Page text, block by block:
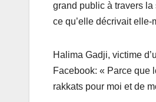
grand public à travers la
ce qu’elle décrivait
Halima Gadji, victime
Facebook: « Parce que
rakkats pour moi et de